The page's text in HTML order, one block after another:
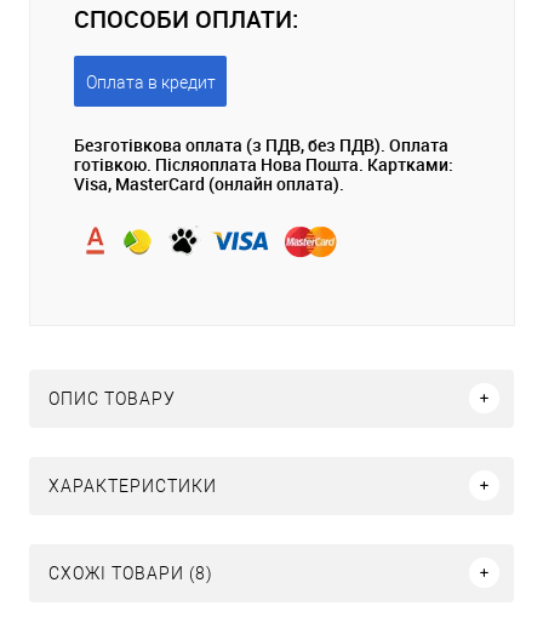
СПОСОБИ ОПЛАТИ:
Оплата в кредит
Безготівкова оплата (з ПДВ, без ПДВ). Оплата
готівкою. Післяоплата Нова Пошта. Картками:
Visa, MasterCard (онлайн оплата).
ОПИС ТОВАРУ
ХАРАКТЕРИСТИКИ
СХОЖІ ТОВАРИ (8)